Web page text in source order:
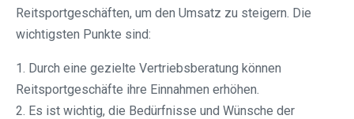
Reitsportgeschäften, um den Umsatz zu steigern. Die
wichtigsten Punkte sind:
1. Durch eine gezielte Vertriebsberatung können
Reitsportgeschäfte ihre Einnahmen erhöhen.
2. Es ist wichtig, die Bedürfnisse und Wünsche der